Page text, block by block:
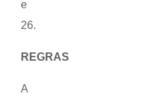
e
26.
REGRAS
A